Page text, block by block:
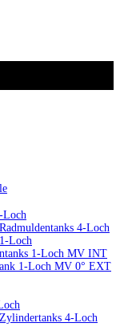
Loch
4-Loch
Loch
1-Loch MV INT
1-Loch MV 0° EXT
4-Loch